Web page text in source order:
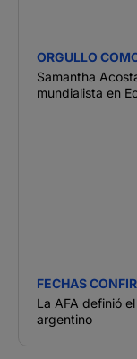
ORGULLO
Samantha
mundialista en
FECHAS
La AFA definió
argentino